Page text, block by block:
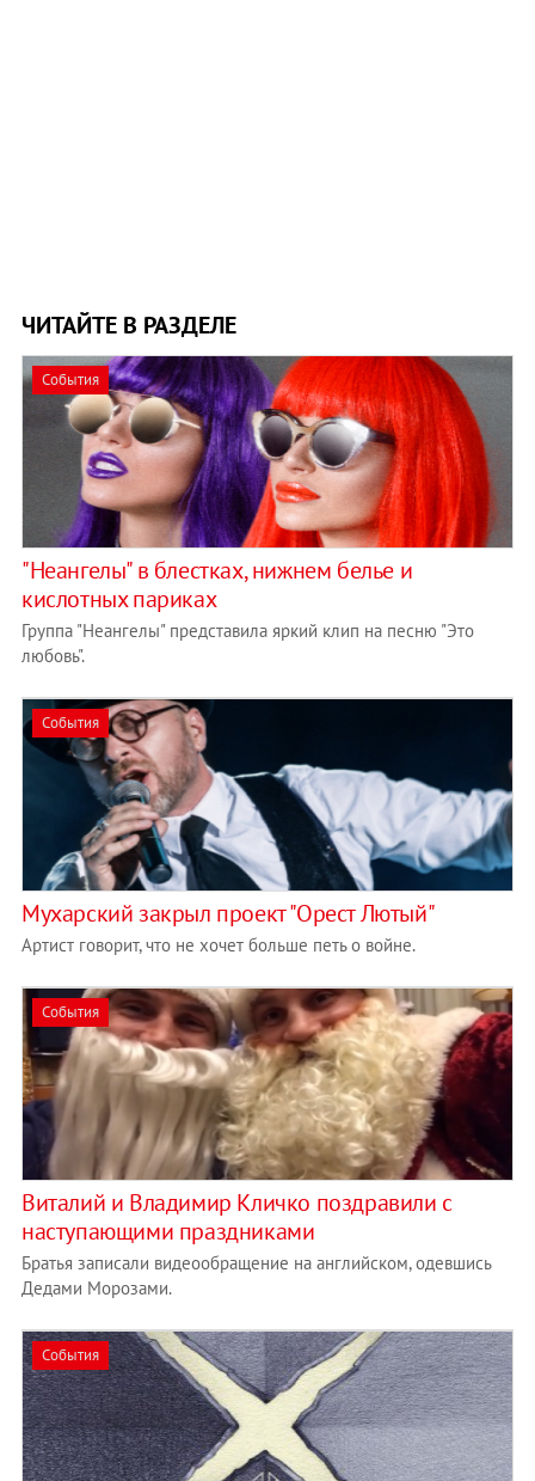
ЧИТАЙТЕ В РАЗДЕЛЕ
События
"Неангелы" в блестках, нижнем белье и
кислотных париках
Группа "Неангелы" представила яркий клип на песню "Это
любовь".
События
Мухарский закрыл проект "Орест Лютый"
Артист говорит, что не хочет больше петь о войне.
События
Виталий и Владимир Кличко поздравили с
наступающими праздниками
Братья записали видеообращение на английском, одевшись
Дедами Морозами.
События